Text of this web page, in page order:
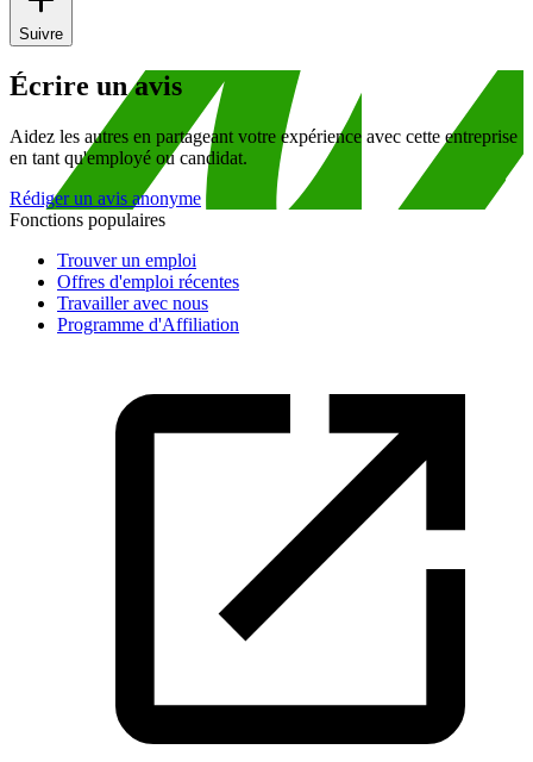
Suivre
Écrire un avis
Aidez les autres en partageant votre expérience avec cette entreprise
en tant qu'employé ou candidat.
Rédiger un avis anonyme
Fonctions populaires
Trouver un emploi
Offres d'emploi récentes
Travailler avec nous
Programme d'Affiliation